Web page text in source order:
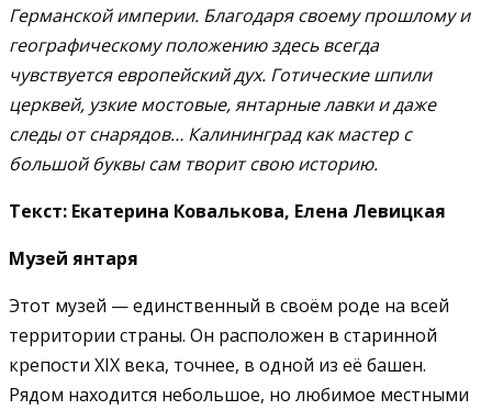
Германской империи. Благодаря своему прошлому и
географическому положению здесь всегда
чувствуется европейский дух. Готические шпили
церквей, узкие мостовые, янтарные лавки и даже
следы от снарядов… Калининград как мастер с
большой буквы сам творит свою историю.
Текст: Екатерина Ковалькова, Елена Левицкая
Музей янтаря
Этот музей — единственный в своём роде на всей
территории страны. Он расположен в старинной
крепости XIX века, точнее, в одной из её башен.
Рядом находится небольшое, но любимое местными